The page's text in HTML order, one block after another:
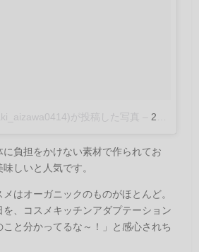
が投稿した写真 – 2016 11月 9 9:20午後 PST
に負担をかけない素材で作られてお
しいと人気です。
はオーガニックのものがほとんど。
、コスメキッチンアダプテーション
と分かってるな～！」と感心されち